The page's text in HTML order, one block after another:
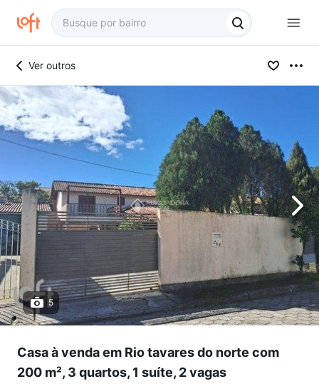
Ver outros
5
Casa à venda em Rio tavares do norte com
200 m², 3 quartos, 1 suíte, 2 vagas